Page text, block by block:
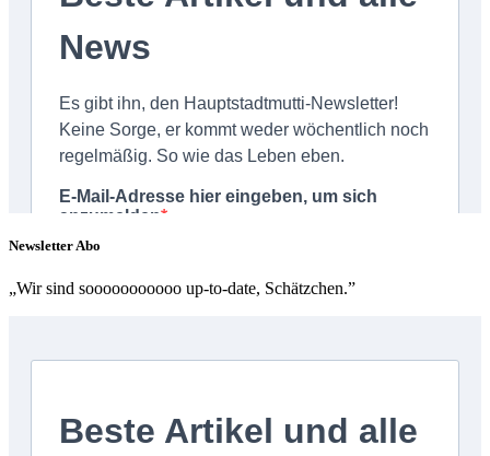
Newsletter Abo
„Wir sind sooooooooooo up-to-date, Schätzchen.”